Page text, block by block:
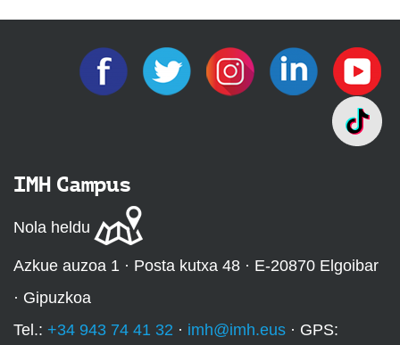
IMH Campus
Nola heldu
Azkue auzoa 1 · Posta kutxa 48 · E-20870 Elgoibar
· Gipuzkoa
Tel.: +34 943 74 41 32 · imh@imh.eus · GPS: